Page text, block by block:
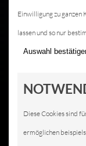
Einwilligung zu
lassen und so nur
Auswahl
Diese Cookies sind
ermöglichen